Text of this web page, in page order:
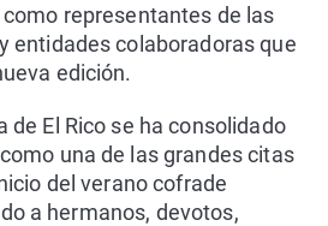
representantes de las
entidades colaboradoras que
edición.
de El Rico se ha consolidado
una de las grandes citas
del verano cofrade
a hermanos, devotos,